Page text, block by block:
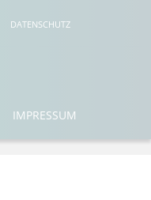
DATENSCHUTZ
IMPRESSUM